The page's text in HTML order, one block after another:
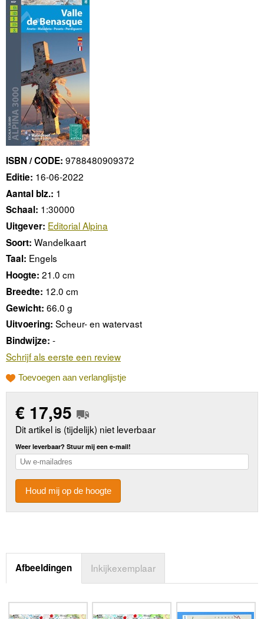
ISBN / CODE: 9788480909372
Editie: 16-06-2022
Aantal blz.: 1
Schaal: 1:30000
Uitgever: Editorial Alpina
Soort: Wandelkaart
Taal: Engels
Hoogte: 21.0 cm
Breedte: 12.0 cm
Gewicht: 66.0 g
Uitvoering: Scheur- en watervast
Bindwijze: -
Schrijf als eerste een review
Toevoegen aan verlanglijstje
€ 17,95
Dit artikel is (tijdelijk) niet leverbaar
Weer leverbaar? Stuur mij een e-mail!
Houd mij op de hoogte
Afbeeldingen Inkijkexemplaar